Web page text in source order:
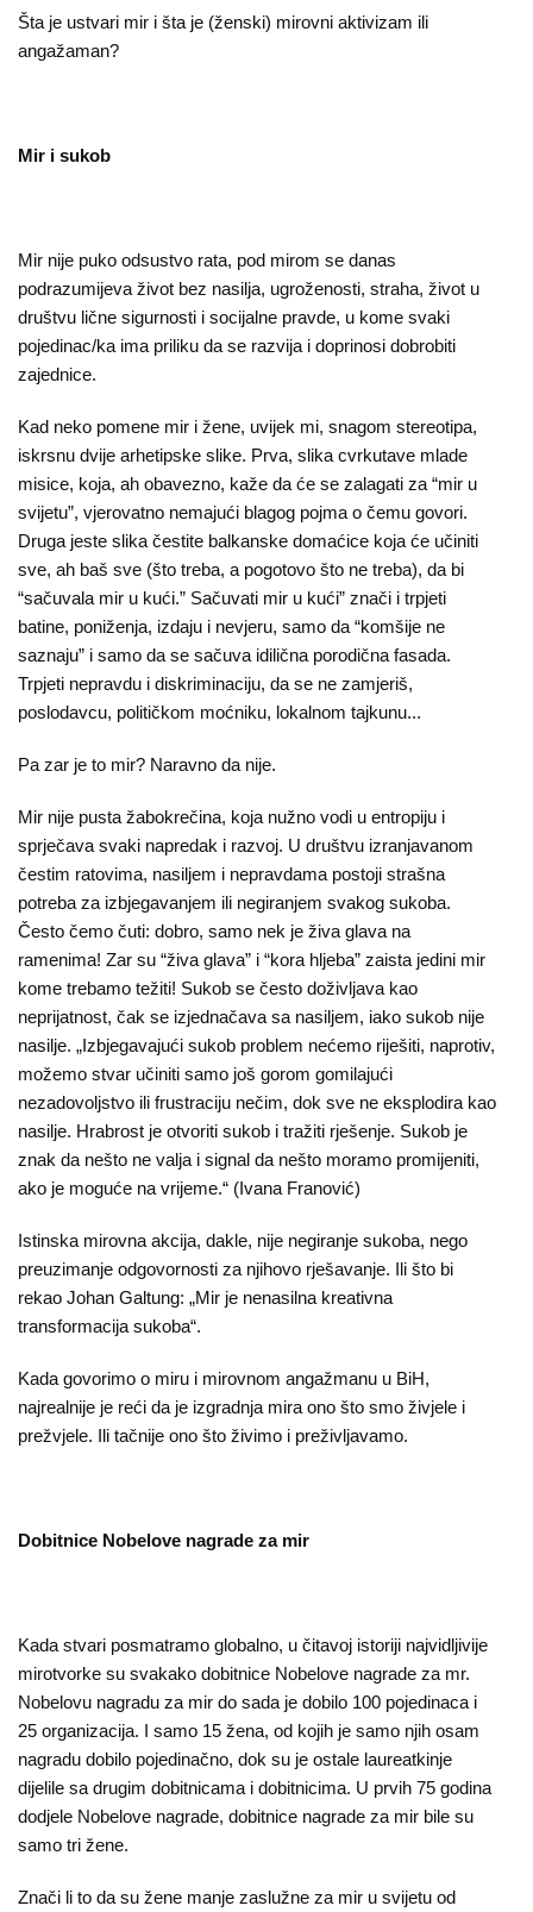
Šta je ustvari mir i šta je (ženski) mirovni aktivizam ili
angažaman?
Mir i sukob
Mir nije puko odsustvo rata, pod mirom se danas
podrazumijeva život bez nasilja, ugroženosti, straha, život u
društvu lične sigurnosti i socijalne pravde, u kome svaki
pojedinac/ka ima priliku da se razvija i doprinosi dobrobiti
zajednice.
Kad neko pomene mir i žene, uvijek mi, snagom stereotipa,
iskrsnu dvije arhetipske slike. Prva, slika cvrkutave mlade
misice, koja, ah obavezno, kaže da će se zalagati za “mir u
svijetu”, vjerovatno nemajući blagog pojma o čemu govori.
Druga jeste slika čestite balkanske domaćice koja će učiniti
sve, ah baš sve (što treba, a pogotovo što ne treba), da bi
“sačuvala mir u kući.” Sačuvati mir u kući” znači i trpjeti
batine, poniženja, izdaju i nevjeru, samo da “komšije ne
saznaju” i samo da se sačuva idilična porodična fasada.
Trpjeti nepravdu i diskriminaciju, da se ne zamjeriš,
poslodavcu, političkom moćniku, lokalnom tajkunu...
Pa zar je to mir? Naravno da nije.
Mir nije pusta žabokrečina, koja nužno vodi u entropiju i
sprječava svaki napredak i razvoj. U društvu izranjavanom
čestim ratovima, nasiljem i nepravdama postoji strašna
potreba za izbjegavanjem ili negiranjem svakog sukoba.
Često čemo čuti: dobro, samo nek je živa glava na
ramenima! Zar su “živa glava” i “kora hljeba” zaista jedini mir
kome trebamo težiti! Sukob se često doživljava kao
neprijatnost, čak se izjednačava sa nasiljem, iako sukob nije
nasilje. „Izbjegavajući sukob problem nećemo riješiti, naprotiv,
možemo stvar učiniti samo još gorom gomilajući
nezadovoljstvo ili frustraciju nečim, dok sve ne eksplodira kao
nasilje. Hrabrost je otvoriti sukob i tražiti rješenje. Sukob je
znak da nešto ne valja i signal da nešto moramo promijeniti,
ako je moguće na vrijeme.“ (Ivana Franović)
Istinska mirovna akcija, dakle, nije negiranje sukoba, nego
preuzimanje odgovornosti za njihovo rješavanje. Ili što bi
rekao Johan Galtung: „Mir je nenasilna kreativna
transformacija sukoba“.
Kada govorimo o miru i mirovnom angažmanu u BiH,
najrealnije je reći da je izgradnja mira ono što smo živjele i
prežvjele. Ili tačnije ono što živimo i preživljavamo.
Dobitnice Nobelove nagrade za mir
Kada stvari posmatramo globalno, u čitavoj istoriji najvidljivije
mirotvorke su svakako dobitnice Nobelove nagrade za mr.
Nobelovu nagradu za mir do sada je dobilo 100 pojedinaca i
25 organizacija. I samo 15 žena, od kojih je samo njih osam
nagradu dobilo pojedinačno, dok su je ostale laureatkinje
dijelile sa drugim dobitnicama i dobitnicima. U prvih 75 godina
dodjele Nobelove nagrade, dobitnice nagrade za mir bile su
samo tri žene.
Znači li to da su žene manje zaslužne za mir u svijetu od